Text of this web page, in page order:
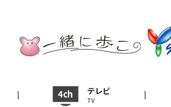
テレビ
TV
テレビ
ニュース
News